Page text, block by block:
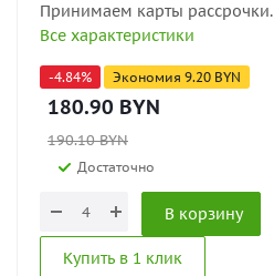
Принимаем карты рассрочки.
Все характеристики
-4.84% Экономия 9.20 BYN
180.90 BYN
190.10BYN
Достаточно
В корзину
Купить в 1 клик